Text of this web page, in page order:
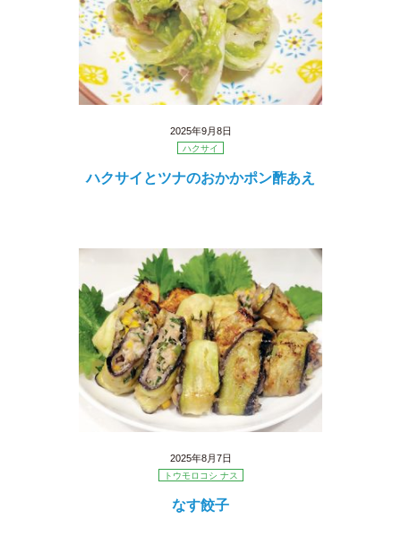
2025年9月8日
ハクサイ
ハクサイとツナのおかかポン酢あえ
2025年8月7日
トウモロコシ ナス
なす餃子